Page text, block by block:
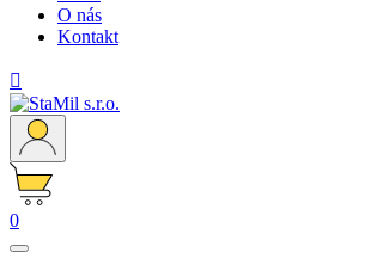
O nás
Kontakt

0